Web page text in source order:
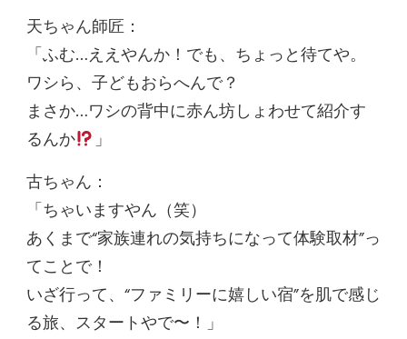
天ちゃん師匠：
「ふむ…ええやんか！でも、ちょっと待てや。
ワシら、子どもおらへんで？
まさか…ワシの背中に赤ん坊しょわせて紹介す
るんか
」
古ちゃん：
「ちゃいますやん（笑）
あくまで“家族連れの気持ちになって体験取材”っ
てことで！
いざ行って、“ファミリーに嬉しい宿”を肌で感じ
る旅、スタートやで〜！」